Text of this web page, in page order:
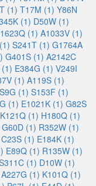
(1) T17M (1) Y86N
(1) D50W (1)
(1) A1033V (1)
S241T (1) G1764A
G401S (1) A2142C
E384G (1) V249I
(1) A119S (1)
S9G (1) S153F (1)
(1) E1021K (1) G82S
K121Q (1) H180Q (1)
G60D (1) R352W (1)
C23S (1) E184K (1)
E89Q (1) R135W (1)
(1) D10W (1)
A227G (1) K101Q (1)